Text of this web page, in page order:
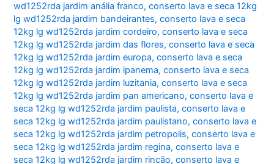
wd1252rda jardim anália franco,conserto lava e seca 12kg
lg wd1252rda jardim bandeirantes,conserto lava e seca
12kg lg wd1252rda jardim cordeiro,conserto lava e seca
12kg lg wd1252rda jardim das flores,conserto lava e seca
12kg lg wd1252rda jardim europa,conserto lava e seca
12kg lg wd1252rda jardim ipanema,conserto lava e seca
12kg lg wd1252rda jardim luzitania,conserto lava e seca
12kg lg wd1252rda jardim pan americano,conserto lava e
seca 12kg lg wd1252rda jardim paulista,conserto lava e
seca 12kg lg wd1252rda jardim paulistano,conserto lava e
seca 12kg lg wd1252rda jardim petropolis,conserto lava e
seca 12kg lg wd1252rda jardim regina,conserto lava e
seca 12kg lg wd1252rda jardim rincão,conserto lava e